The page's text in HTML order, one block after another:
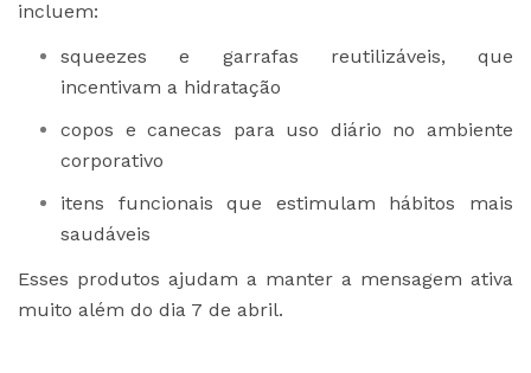
incluem:
squeezes e garrafas reutilizáveis, que
incentivam a hidratação
copos e canecas para uso diário no ambiente
corporativo
itens funcionais que estimulam hábitos mais
saudáveis
Esses produtos ajudam a manter a mensagem ativa
muito além do dia 7 de abril.